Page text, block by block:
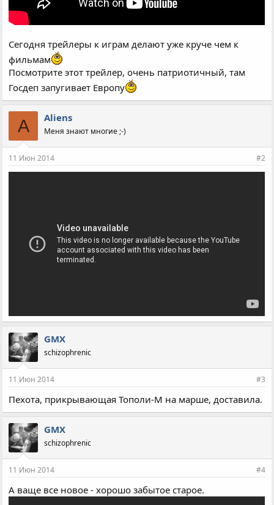
Сегодня трейлеры к играм делают уже круче чем к
фильмам
Посмотрите этот трейлер, очень патриотичный, там
Госдеп запугивает Европу
A Aliens
Меня знают многие ;-)
11 Июн 2014 #2
GMX
schizophrenic
11 Июн 2014 #3
Пехота, прикрывающая Тополи-М на марше, доставила.
GMX
schizophrenic
11 Июн 2014 #4
А ваще все новое - хорошо забытое старое.